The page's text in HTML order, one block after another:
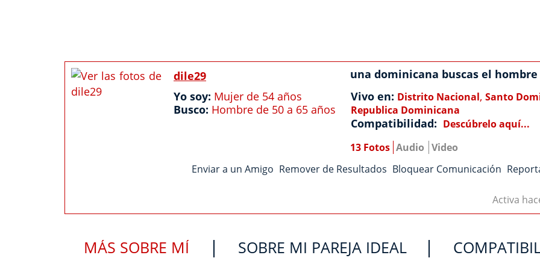
dile29
una dominicana buscas el hombre
Yo soy: Mujer de 54 años
Busco: Hombre de 50 a 65 años
Vivo en: Distrito Nacional, Santo
Republica Dominicana
Compatibilidad: Descúbrelo aquí...
13 Fotos Audio Video
Enviar a un Amigo Remover de Resultados Bloquear Comunicación
Activa
MÁS SOBRE MÍ SOBRE MI PAREJA IDEAL